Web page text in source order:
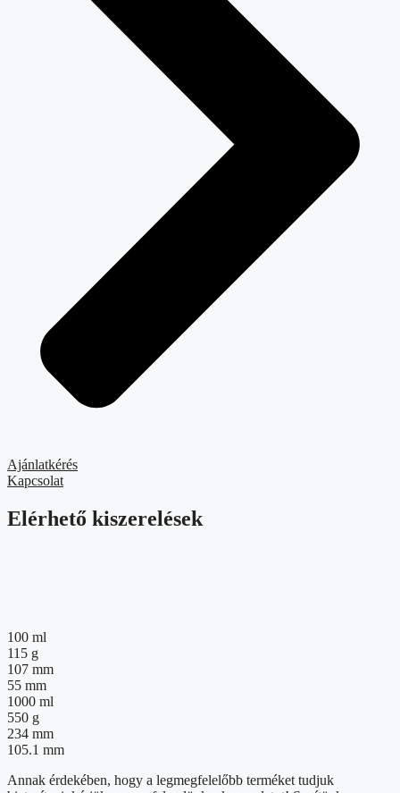
Ajánlatkérés
Kapcsolat
Elérhető kiszerelések
100 ml
115 g
107 mm
55 mm
1000 ml
550 g
234 mm
105.1 mm
Annak érdekében, hogy a legmegfelelőbb terméket tudjuk